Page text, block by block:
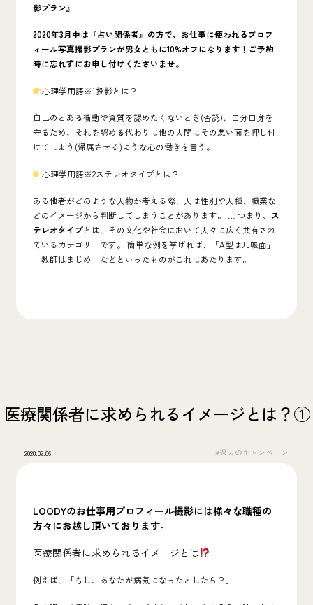
影プラン』
2020年3月中は『占い関係者』の方で、お仕事に使われるプロフ
ィール写真撮影プランが男女ともに10%オフになります！ご予約
時に忘れずにお申し付けくださいませ。
心理学用語※1投影とは？
自己のとある衝動や資質を認めたくないとき(否認)、自分自身を
守るため、それを認める代わりに他の人間にその悪い面を押し付
けてしまう(帰属させる)ような心の働きを言う。
心理学用語※2ステレオタイプとは？
ある他者がどのような人物か考える際、人は性別や人種、職業な
どのイメージから判断してしまうことがあります。 … つまり、 ス
テレオタイプとは、その文化や社会において人々に広く共有され
ているカテゴリーです。 簡単な例を挙げれば、「A型は几帳面」
「教師はまじめ」などといったものがこれにあたります。
医療関係者に求められるイメージとは？①
2020.02.06 #過去のキャンペーン
LOODYのお仕事用プロフィール撮影には様々な職種の
方々にお越し頂いております。
医療関係者に求められるイメージとは
例えば、「もし、あなたが病気になったとしたら？」